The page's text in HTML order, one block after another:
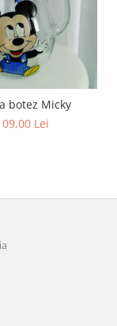
botez Micky
Lei